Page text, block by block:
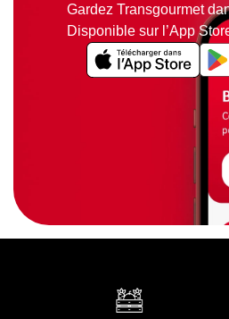
Gardez Transgourmet
Disponible sur l’App